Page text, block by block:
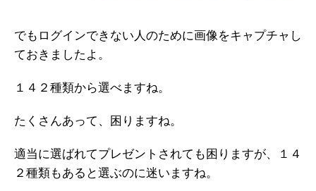
でもログインできない人のために画像をキャプチャし
ておきましたよ。
１４２種類から選べますね。
たくさんあって、困りますね。
適当に選ばれてプレゼントされても困りますが、１４
２種類もあると選ぶのに迷いますね。